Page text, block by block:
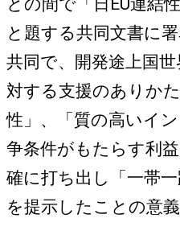
との間で「日EU連結
と題する共同文書に
共同で、開発途上国
対する支援のありか
性」、「質の高いイ
争条件がもたらす利
確に打ち出し「一帯一
を提示したことの意義